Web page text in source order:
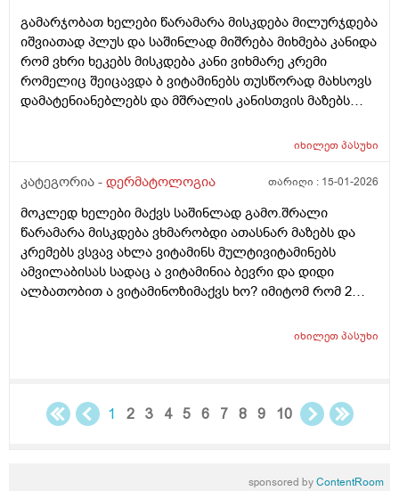
გამარჯობათ ხელები წარამარა მისკდება მილურჯდება
იშვიათად პლუს და საშინლად მიშრება მიხმება კანიდა
რომ ვხრი ხეკებს მისკდება კანი ვიხმარე კრემი
რომელიც შეიცავდა ბ ვიტამინებს თუსწორად მახსოვს
დამატენიანებლებს და მშრალის კანისთვის მაზებს
გამომწვევი მიზეზები ხშირი ხელების ბანვის გარდა და
გამომწვევი მიზეზები ან რა სხვა დაავადებები
კრემი
იხილეთპასუხი
კატეგორია - დერმატოლოგია თარიღი : 15-01-2026
მოკლედ ხელები მაქვს საშინლად გამო.შრალი
წარამარა მისკდება ვხმარობდი ათასნარ მაზებს და
კრემებს ვსვავ ახლა ვიტამინს მულტივიტამინებს
ამვილაბისას სადაც ა ვიტამინია ბევრი და დიდი
ალბათობით ა ვიტამინოზიმაქვს ხო? იმიტომ რომ 2
დაბანვაზე მიუხეშდება და მისკდება შემდეგ და არის
იხილეთპასუხი
1 2 3 4 5 6 7 8 9 10
sponsored byContentRoom